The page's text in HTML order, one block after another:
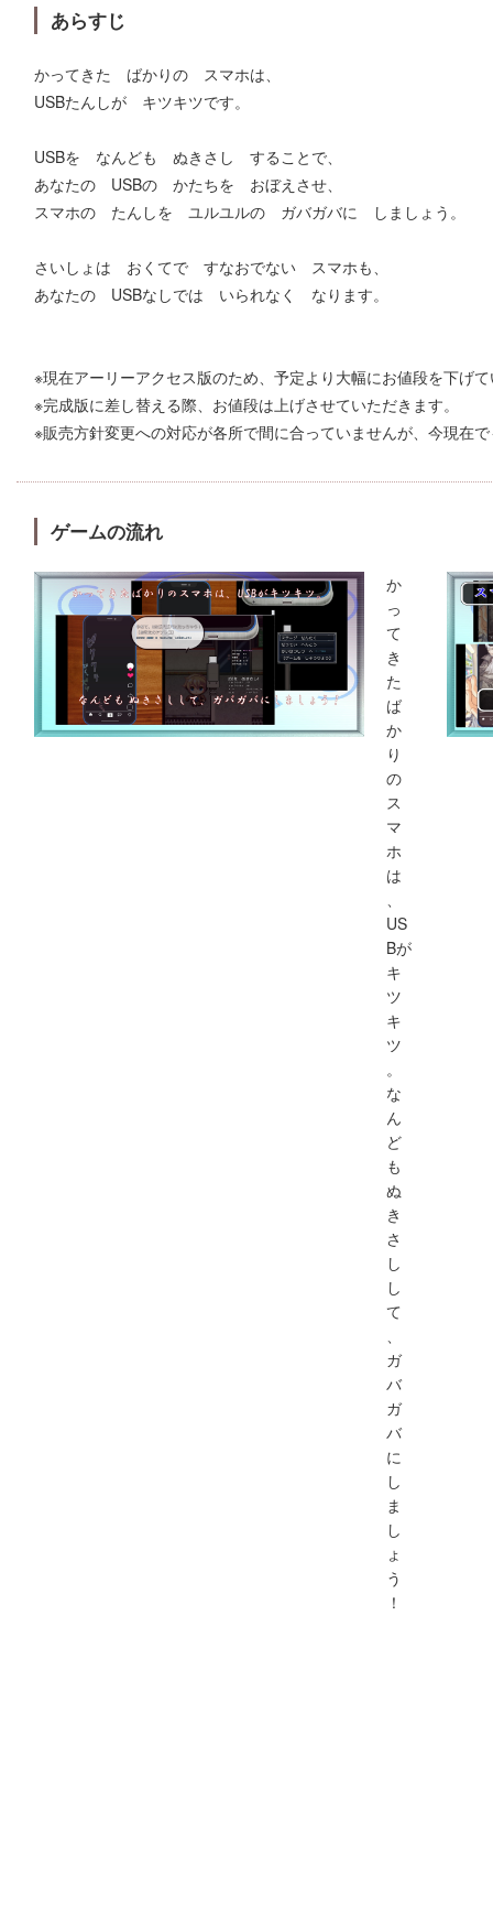
あらすじ
かってきた ばかりの スマホは、
USBたんしが キツキツです。
USBを なんども ぬきさし することで、
あなたの USBの かたちを おぼえさせ、
スマホの たんしを ユルユルの ガバガバに しましょう。
さいしょは おくてで すなおでない スマホも、
あなたの USBなしでは いられなく なります。
※現在アーリーアクセス版のため、予定より大幅にお値段を下げ
※完成版に差し替える際、お値段は上げさせていただきます。
※販売方針変更への対応が各所で間に合っていませんが、今現在
ゲームの流れ
か
っ
て
き
た
ば
か
り
の
ス
マ
ホ
は
US
Bが
キ
ツ
キ
ツ
。
な
ん
ど
も
ぬ
き
さ
し
し
て
ガ
バ
ガ
バ
に
し
ま
し
ょ
う
！